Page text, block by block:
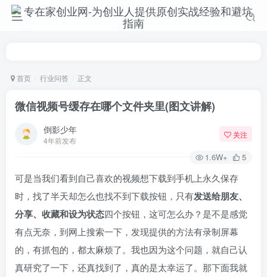
首页 行业问答 正文
微信视频号缓存在哪个文件夹里(图文讲解)
倒影少年
4年前发布
关注
1.6W+ 5
可是当我们看到自己喜欢的视频想下载到手机上永久保存
时，找了半天却怎么也找不到下载按钮，只有发送给朋友、
分享、收藏和设为状态四个按钮，这可怎么办？是不是感觉
有点无奈，到网上搜索一下，发现提供的方法有录制屏幕
的，有抓包的，都太麻烦了。我也因为这个问题，就自己认
真研究了一下，还真找到了，真的是太幸运了。那下面我就